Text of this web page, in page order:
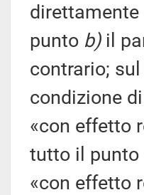
punto b)il
contrario;
condizione
«con effetto
tutto il punto
«con effetto